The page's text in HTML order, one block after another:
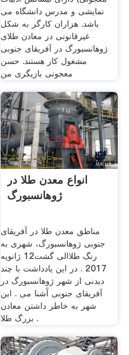
نمایشی و مدرس دانشگاه می
باشد. هزاران کارگر به شکل
غیرقانونی در معادن طلای
ژوهانسبورگ در آفریقای جنوبی
مشغول کار هستند. حسن
معجونی بازیگری من
انواع معدن طلا در
ژوهانسبورگ
مناطق معدن طلا در آفریقای
جنوبی ژوهانسبورگ، شهری به
رنگ طلاالی گشت12 ژانويه
2017 . در این یادداشت با چند
دیدنی از شهر ژوهانسبورگ در
آفریقای جنوبی آَشنا می . این
شهر به خاطر داشتن معادن
بزرگ طلا .